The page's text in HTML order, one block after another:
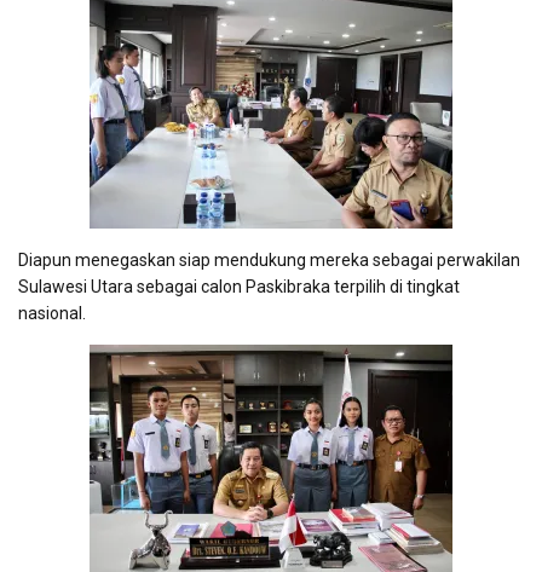
Diapun menegaskan siap mendukung mereka sebagai perwakilan
Sulawesi Utara sebagai calon Paskibraka terpilih di tingkat
nasional.